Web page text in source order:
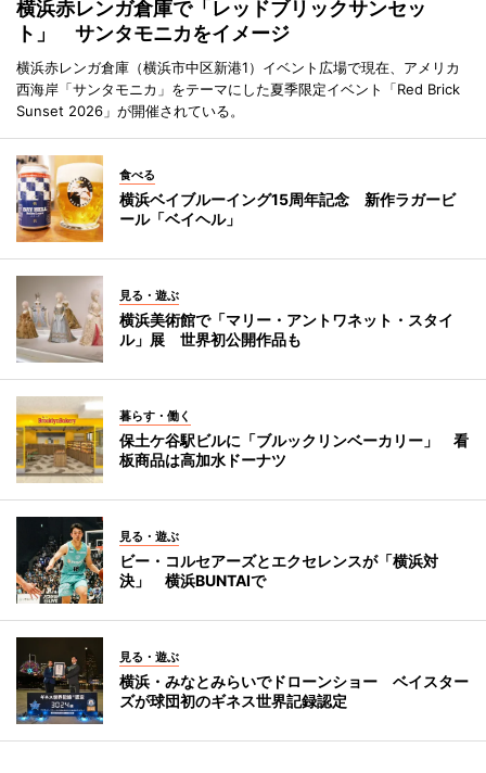
横浜赤レンガ倉庫で「レッドブリックサンセッ
ト」 サンタモニカをイメージ
横浜赤レンガ倉庫（横浜市中区新港1）イベント広場で現在、アメリカ
西海岸「サンタモニカ」をテーマにした夏季限定イベント「Red Brick
Sunset 2026」が開催されている。
食べる
横浜ベイブルーイング15周年記念 新作ラガービ
ール「ベイヘル」
見る・遊ぶ
横浜美術館で「マリー・アントワネット・スタイ
ル」展 世界初公開作品も
暮らす・働く
保土ケ谷駅ビルに「ブルックリンベーカリー」 看
板商品は高加水ドーナツ
見る・遊ぶ
ビー・コルセアーズとエクセレンスが「横浜対
決」 横浜BUNTAIで
見る・遊ぶ
横浜・みなとみらいでドローンショー ベイスター
ズが球団初のギネス世界記録認定